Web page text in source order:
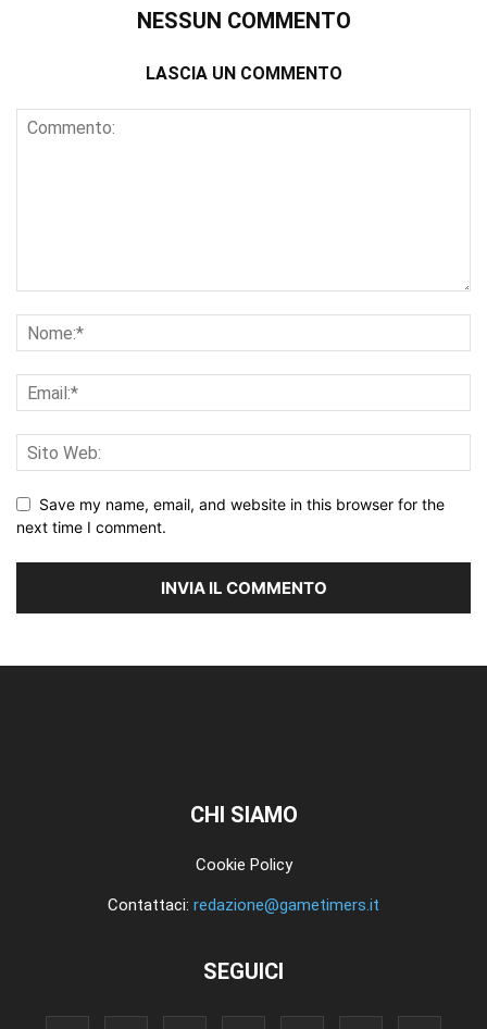
NESSUN COMMENTO
LASCIA UN COMMENTO
Save my name, email, and website in this browser for the
next time I comment.
CHI SIAMO
Cookie Policy
Contattaci: redazione@gametimers.it
SEGUICI